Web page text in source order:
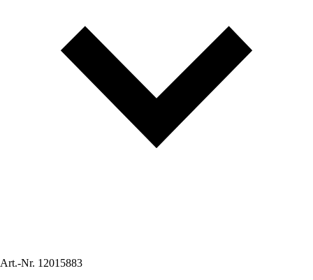
Art.-Nr. 12015883